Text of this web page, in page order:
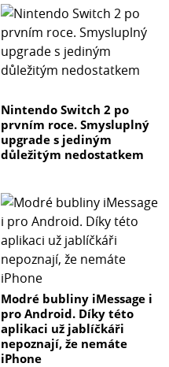
Nintendo Switch 2 po
prvním roce. Smysluplný
upgrade s jediným
důležitým nedostatkem
Modré bubliny iMessage i
pro Android. Díky této
aplikaci už jablíčkáři
nepoznají, že nemáte
iPhone